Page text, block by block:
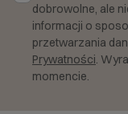
dobrowolne, ale
informacji o
przetwarzania
Prywatności.
momencie.